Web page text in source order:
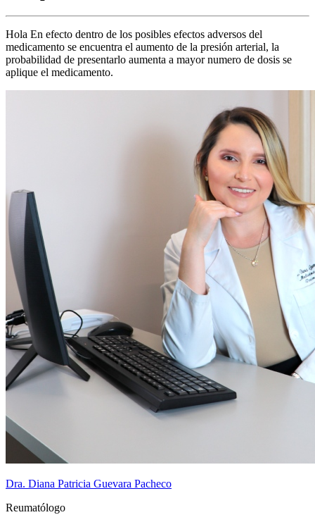
Hola En efecto dentro de los posibles efectos adversos del
medicamento se encuentra el aumento de la presión arterial, la
probabilidad de presentarlo aumenta a mayor numero de dosis se
aplique el medicamento.
Dra. Diana Patricia Guevara Pacheco
Reumatólogo